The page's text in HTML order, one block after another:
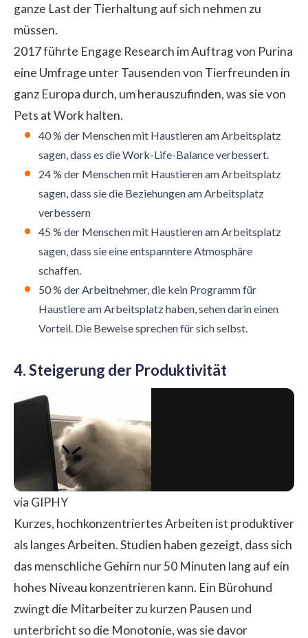
ganze Last der Tierhaltung auf sich nehmen zu
müssen.
2017 führte Engage Research im Auftrag von Purina
eine Umfrage unter Tausenden von Tierfreunden in
ganz Europa durch, um herauszufinden, was sie von
Pets at Work halten.
40 % der Menschen mit Haustieren am Arbeitsplatz
sagen, dass es die Work-Life-Balance verbessert.
24 % der Menschen mit Haustieren am Arbeitsplatz
sagen, dass sie die Beziehungen am Arbeitsplatz
verbessern
45 % der Menschen mit Haustieren am Arbeitsplatz
sagen, dass sie eine entspanntere Atmosphäre
schaffen.
50 % der Arbeitnehmer, die kein Programm für
Haustiere am Arbeitsplatz haben, sehen darin einen
Vorteil. Die Beweise sprechen für sich selbst.
4. Steigerung der Produktivität
via GIPHY
Kurzes, hochkonzentriertes Arbeiten ist produktiver
als langes Arbeiten. Studien haben gezeigt, dass sich
das menschliche Gehirn nur 50 Minuten lang auf ein
hohes Niveau konzentrieren kann. Ein Bürohund
zwingt die Mitarbeiter zu kurzen Pausen und
unterbricht so die Monotonie, was sie davor